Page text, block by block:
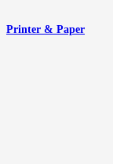
Printer & Paper